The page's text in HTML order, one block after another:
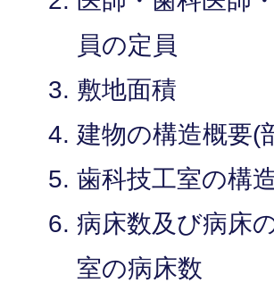
員の定員
敷地面積
建物の構造概要(
歯科技工室の構
病床数及び病床
室の病床数